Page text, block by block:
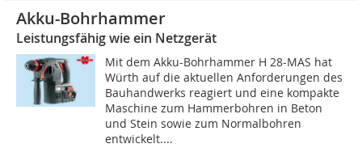
Akku-Bohrhammer
Leistungsfähig wie ein Netzgerät
Mit dem Akku-Bohrhammer H 28-MAS hat
Würth auf die aktuellen Anforderungen des
Bauhandwerks reagiert und eine kompakte
Maschine zum Hammerbohren in Beton
und Stein sowie zum Normalbohren
entwickelt....